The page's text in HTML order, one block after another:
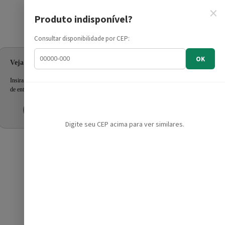
Informe seu CEP
Veja as ofertas para seu endereço!
Insira seu CEP e confira a disponibilidade dos produtos e prazo
de entrega.
×
Produto indisponível?
Consultar disponibilidade por CEP:
OK
Digite seu CEP acima para ver similares.